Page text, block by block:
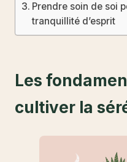
Prendre soin de soi
tranquillité d’esprit
Les
cultiver la